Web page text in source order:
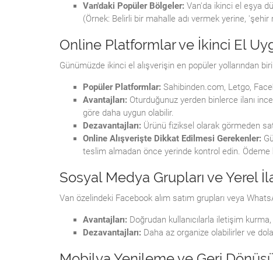
Van'daki Popüler Bölgeler: Van'da ikinci el eşya
(Örnek: Belirli bir mahalle adı vermek yerine,
Online Platformlar ve İkinci El
Günümüzde ikinci el alışverişin en popüler yollarından
Popüler Platformlar: Sahibinden.com, Letgo,
Avantajları: Oturduğunuz yerden binlerce ilanı
göre daha uygun olabilir.
Dezavantajları: Ürünü fiziksel olarak görmeden
Online Alışverişte Dikkat Edilmesi Gerekenler:
teslim almadan önce yerinde kontrol edin. Ödeme
Sosyal Medya Grupları ve Yerel
Van özelindeki Facebook alım satım grupları veya
Avantajları: Doğrudan kullanıcılarla iletişim
Dezavantajları: Daha az organize olabilirler ve